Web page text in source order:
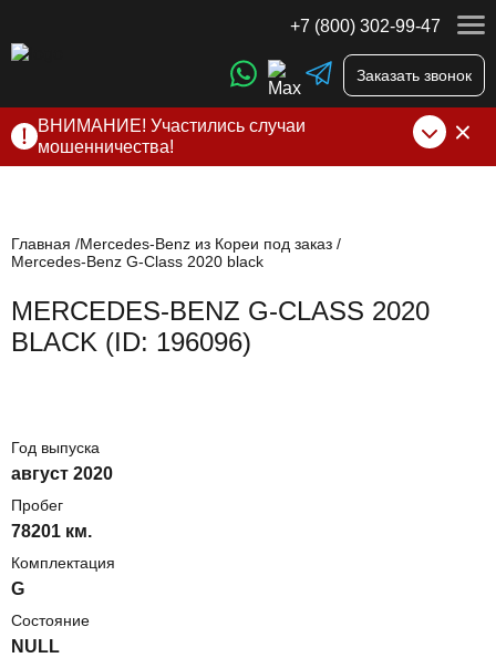
+7 (800) 302-99-47
Заказать звонок
ВНИМАНИЕ! Участились случаи
мошенничества!
нами по официальнымконтактам, указанным в соц сетях
и на сайте
Главная
Mercedes-Benz из Кореи под заказ
Mercedes-Benz G-Class 2020 black
MERCEDES-BENZ G-CLASS 2020
BLACK (ID: 196096)
Год выпуска
август 2020
Пробег
78201 км.
Комплектация
G
Состояние
NULL